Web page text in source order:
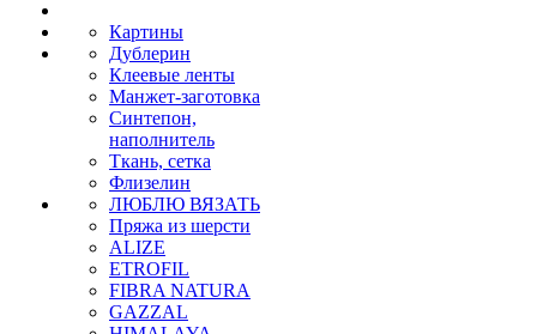
Картины
Дублерин
Клеевые ленты
Манжет-заготовка
Синтепон,
наполнитель
Ткань, сетка
Флизелин
ЛЮБЛЮ ВЯЗАТЬ
Пряжа из шерсти
ALIZE
ETROFIL
FIBRA NATURA
GAZZAL